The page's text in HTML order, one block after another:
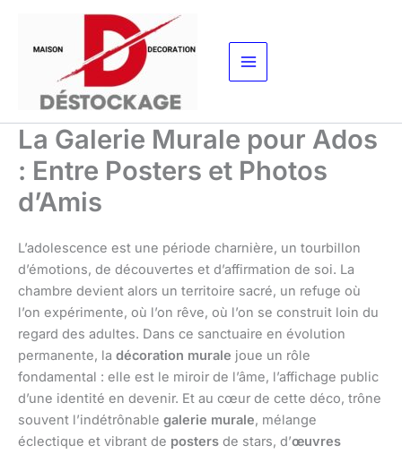
contenu
La Galerie Murale pour Ados
: Entre Posters et Photos
d’Amis
L’adolescence est une période charnière, un tourbillon
d’émotions, de découvertes et d’affirmation de soi. La
chambre devient alors un territoire sacré, un refuge où
l’on expérimente, où l’on rêve, où l’on se construit loin du
regard des adultes. Dans ce sanctuaire en évolution
permanente, la décoration murale joue un rôle
fondamental : elle est le miroir de l’âme, l’affichage public
d’une identité en devenir. Et au cœur de cette déco, trône
souvent l’indétrônable galerie murale, mélange
éclectique et vibrant de posters de stars, d’œuvres